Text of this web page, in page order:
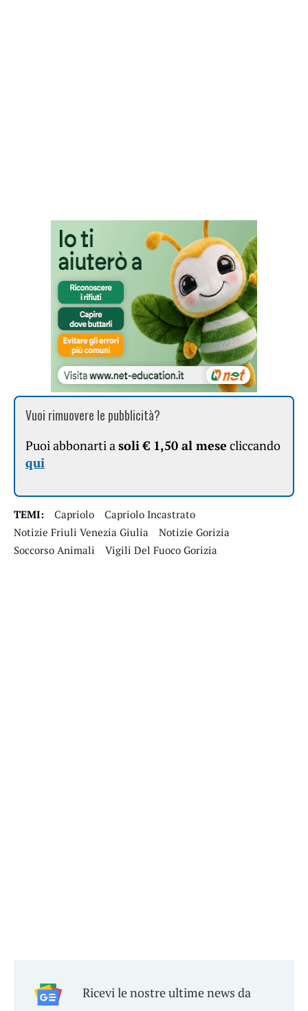
Vuoi rimuovere le pubblicità?
Puoi abbonarti a soli € 1,50 al mese cliccando
qui
TEMI: Capriolo
Capriolo Incastrato
Notizie Friuli Venezia Giulia
Notizie Gorizia
Soccorso Animali
Vigili Del Fuoco Gorizia
Ricevi le nostre ultime news da